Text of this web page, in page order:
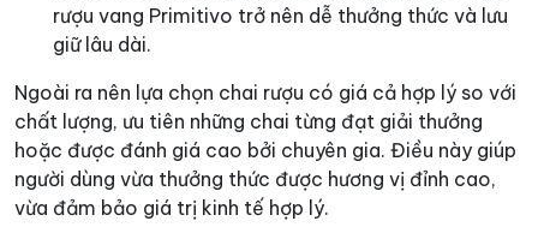
rượu vang Primitivo trở nên dễ thưởng thức và lưu
giữ lâu dài.
Ngoài ra nên lựa chọn chai rượu có giá cả hợp lý so với
chất lượng, ưu tiên những chai từng đạt giải thưởng
hoặc được đánh giá cao bởi chuyên gia. Điều này giúp
người dùng vừa thưởng thức được hương vị đỉnh cao,
vừa đảm bảo giá trị kinh tế hợp lý.